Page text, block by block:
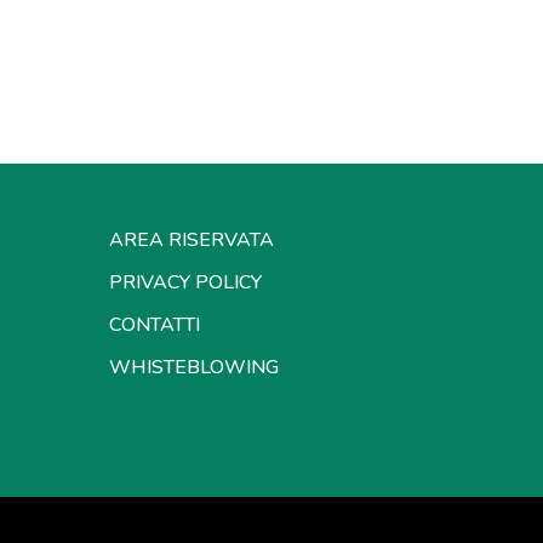
AREA RISERVATA
PRIVACY POLICY
CONTATTI
WHISTEBLOWING